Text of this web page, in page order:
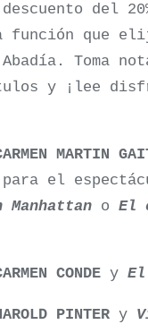
del
función que
Toma
y ¡lee
MARTIN
el
Manhattan o El
CONDE y
PINTER y